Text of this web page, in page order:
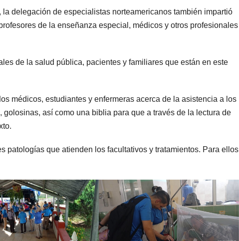
delegación de especialistas norteamericanos también impartió
de la enseñanza especial, médicos y otros profesionales
de la salud pública, pacientes y familiares que están en este
médicos, estudiantes y enfermeras acerca de la asistencia a los
así como una biblia para que a través de la lectura de
patologías que atienden los facultativos y tratamientos. Para ellos